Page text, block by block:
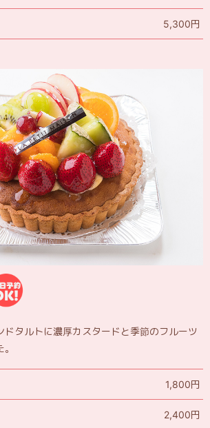
5,300円
ドタルトに濃厚カスタードと季節のフルーツ
1,800円
2,400円